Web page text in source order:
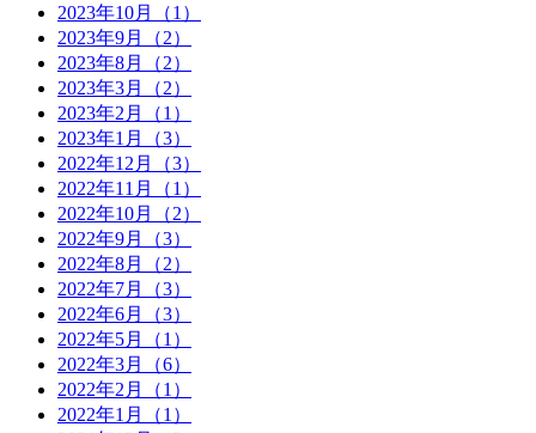
2023年10月（1）
2023年9月（2）
2023年8月（2）
2023年3月（2）
2023年2月（1）
2023年1月（3）
2022年12月（3）
2022年11月（1）
2022年10月（2）
2022年9月（3）
2022年8月（2）
2022年7月（3）
2022年6月（3）
2022年5月（1）
2022年3月（6）
2022年2月（1）
2022年1月（1）